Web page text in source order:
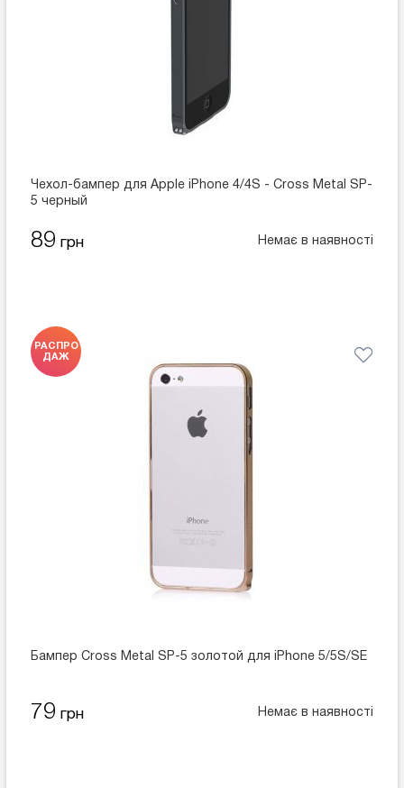
Чехол-бампер для Apple iPhone 4/4S - Cross Metal SP-
5 черный
89 грн Немає в наявності
РАСПРО
ДАЖ
Бампер Cross Metal SP-5 золотой для iPhone 5/5S/SE
79 грн Немає в наявності